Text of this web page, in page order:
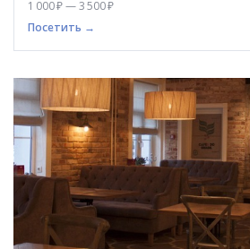
1 000 ₽ — 3 500 ₽
Посетить →